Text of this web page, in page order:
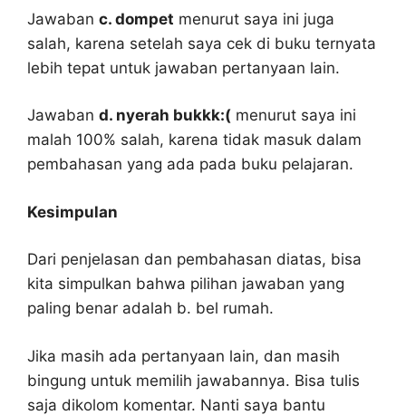
Jawaban c. dompet menurut saya ini juga
salah, karena setelah saya cek di buku ternyata
lebih tepat untuk jawaban pertanyaan lain.
Jawaban d. nyerah bukkk:( menurut saya ini
malah 100% salah, karena tidak masuk dalam
pembahasan yang ada pada buku pelajaran.
Kesimpulan
Dari penjelasan dan pembahasan diatas, bisa
kita simpulkan bahwa pilihan jawaban yang
paling benar adalah b. bel rumah.
Jika masih ada pertanyaan lain, dan masih
bingung untuk memilih jawabannya. Bisa tulis
saja dikolom komentar. Nanti saya bantu